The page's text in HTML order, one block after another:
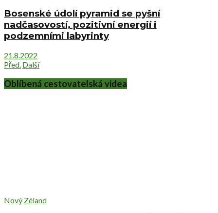
Bosenské údolí pyramid se pyšní
nadčasovostí, pozitivní energií i
podzemními labyrinty
21.8.2022
Před. Další
Oblíbená cestovatelská videa
Nový Zéland